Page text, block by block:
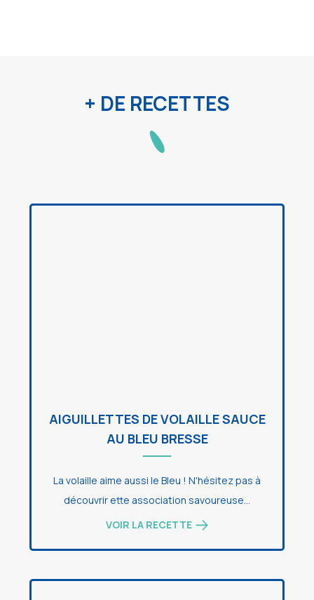
+ DE RECETTES
AIGUILLETTES DE VOLAILLE SAUCE
AU BLEU BRESSE
La volaille aime aussi le Bleu ! N'hésitez pas à
découvrir ette association savoureuse...
VOIR LA RECETTE